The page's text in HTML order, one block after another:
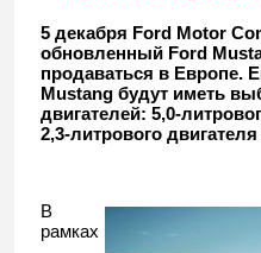
5 декабря Ford Motor
обновленный Ford
продаваться в Европе.
Mustang будут иметь
двигателей: 5,0-
2,3-литрового
В
рамках